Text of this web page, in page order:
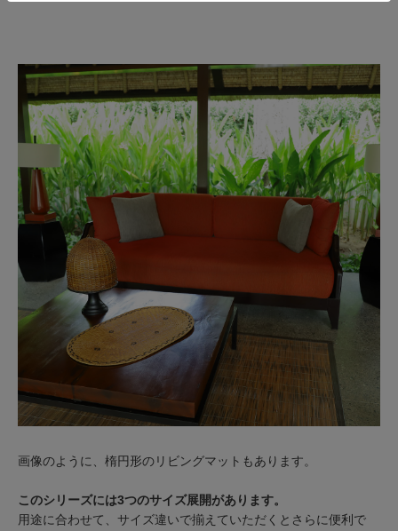
画像のように、楕円形のリビングマットもあります。
このシリーズには3つのサイズ展開があります。
用途に合わせて、サイズ違いで揃えていただくとさらに便利で